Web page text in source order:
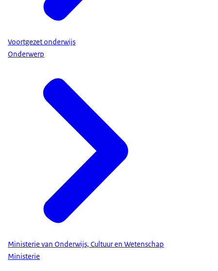
Voortgezet onderwijs
Onderwerp
Ministerie van Onderwijs, Cultuur en Wetenschap
Ministerie